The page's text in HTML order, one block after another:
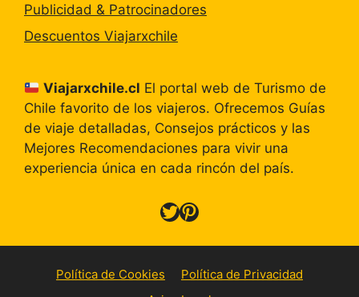
Publicidad & Patrocinadores
Descuentos Viajarxchile
Viajarxchile.cl El portal web de Turismo de
Chile favorito de los viajeros. Ofrecemos Guías
de viaje detalladas, Consejos prácticos y las
Mejores Recomendaciones para vivir una
experiencia única en cada rincón del país.
Twitter
Pinterest
Política de Cookies
Política de Privacidad